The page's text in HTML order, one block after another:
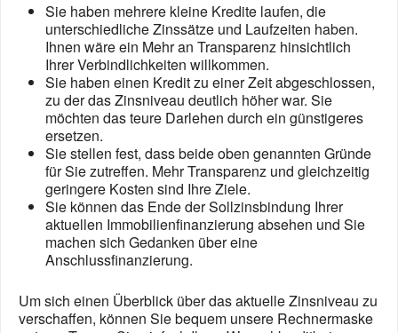
Sie haben mehrere kleine Kredite laufen, die
unterschiedliche Zinssätze und Laufzeiten haben.
Ihnen wäre ein Mehr an Transparenz hinsichtlich
Ihrer Verbindlichkeiten willkommen.
Sie haben einen Kredit zu einer Zeit abgeschlossen,
zu der das Zinsniveau deutlich höher war. Sie
möchten das teure Darlehen durch ein günstigeres
ersetzen.
Sie stellen fest, dass beide oben genannten Gründe
für Sie zutreffen. Mehr Transparenz und gleichzeitig
geringere Kosten sind Ihre Ziele.
Sie können das Ende der Sollzinsbindung Ihrer
aktuellen Immobilienfinanzierung absehen und Sie
machen sich Gedanken über eine
Anschlussfinanzierung.
Um sich einen Überblick über das aktuelle Zinsniveau zu
verschaffen, können Sie bequem unsere Rechnermaske